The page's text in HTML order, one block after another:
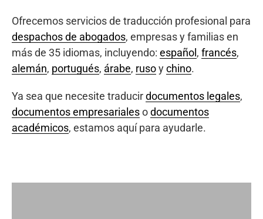
Ofrecemos servicios de traducción profesional para
despachos de abogados, empresas y familias en
más de 35 idiomas, incluyendo: español , francés,
alemán, portugués, árabe, rusoychino.
Ya sea que necesite traducirdocumentos legales,
documentos empresarialesodocumentos
académicos, estamos aquí para ayudarle.